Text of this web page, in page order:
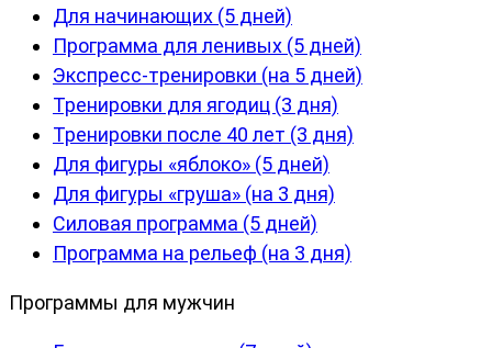
Для начинающих (5 дней)
Программа для ленивых (5 дней)
Экспресс-тренировки (на 5 дней)
Тренировки для ягодиц (3 дня)
Тренировки после 40 лет (3 дня)
Для фигуры «яблоко» (5 дней)
Для фигуры «груша» (на 3 дня)
Силовая программа (5 дней)
Программа на рельеф (на 3 дня)
Программы для мужчин